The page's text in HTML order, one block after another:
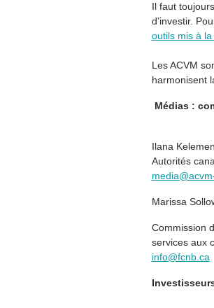
Il faut
d’investir.
outils mis à
Les ACVM
harmonisent
Médias :
Ilana Kelemen
Autorités
Marissa
Commission
services aux
info@fcnb.ca